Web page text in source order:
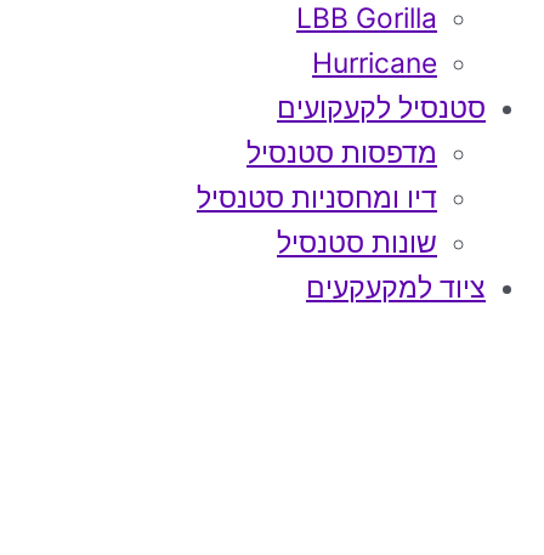
LBB Gorilla
Hurricane
סטנסיל לקעקועים
מדפסות סטנסיל
דיו ומחסניות סטנסיל
שונות סטנסיל
ציוד למקעקעים